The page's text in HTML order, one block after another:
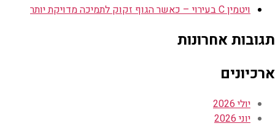
ויטמין C בעירוי – כאשר הגוף זקוק לתמיכה מדויקת יותר
תגובות אחרונות
ארכיונים
יולי 2026
יוני 2026